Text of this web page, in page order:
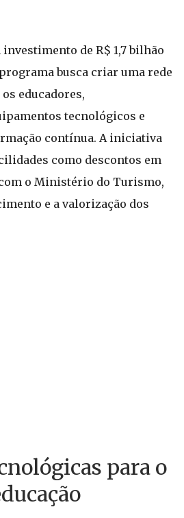
de R$ 1,7 bilhão
busca criar uma rede
educadores,
tecnológicos e
contínua. A iniciativa
como descontos em
o Ministério do Turismo,
e a valorização dos
para o